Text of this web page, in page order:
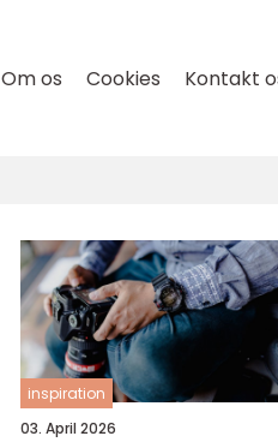
Om os Cookies Kontakt
inspiration
03. April 2026